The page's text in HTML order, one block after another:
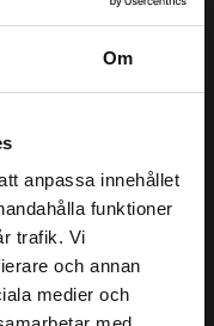
Om
anpassa innehållet
funktioner
trafik. Vi
och annan
medier och